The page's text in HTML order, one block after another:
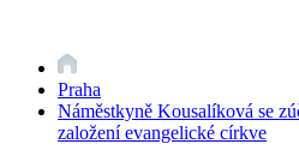
Praha
Náměstkyně Kousalíková se
založení evangelické církve